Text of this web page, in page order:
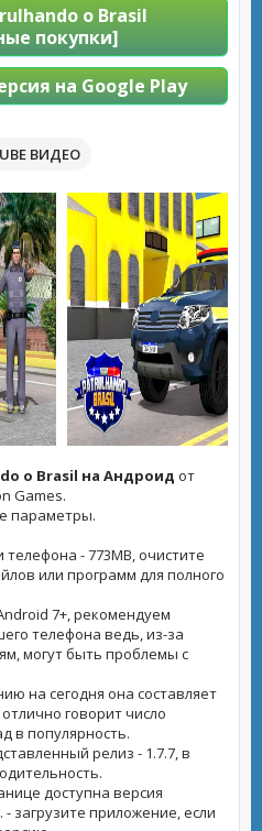
o Brasil
покупки]
на Google Play
ВИДЕО
o Brasil на Андроид от
Games.
параметры.
- 773MB, очистите
или программ для полного
7+, рекомендуем
телефона ведь, из-за
могут быть проблемы с
на сегодня она составляет
говорит число
в популярность.
релиз - 1.7.7, в
доступна версия
- загрузите приложение, если